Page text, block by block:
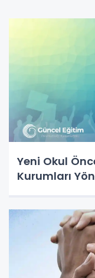
Yeni Okul
Kurumları